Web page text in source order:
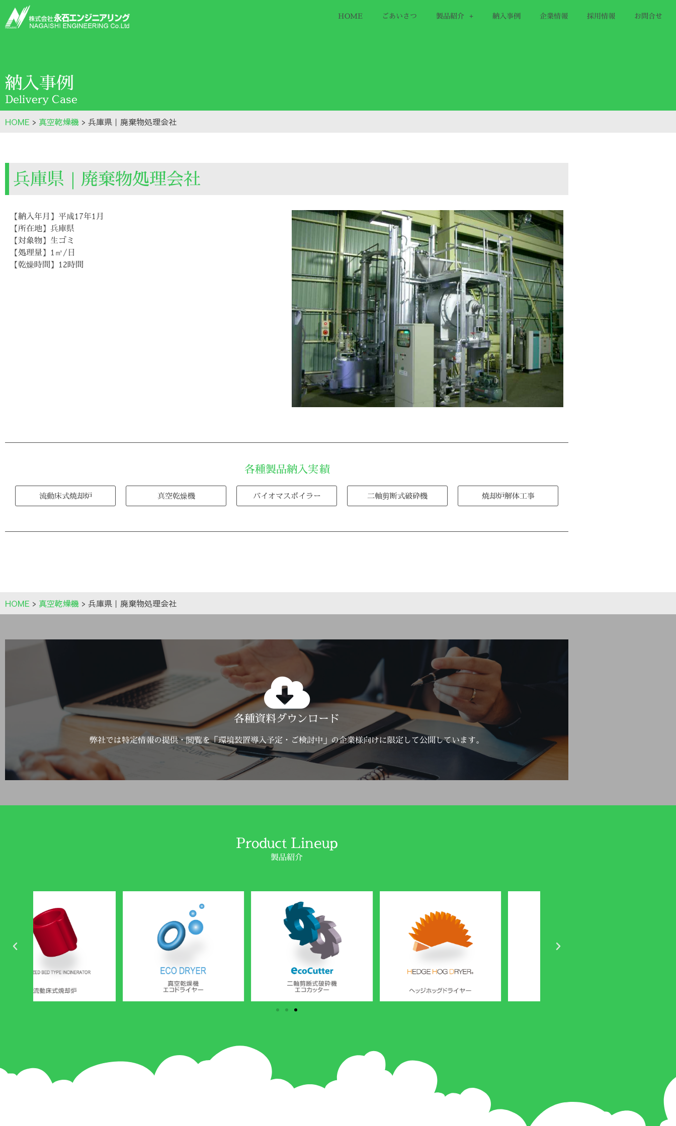
HOME ごあいさつ 製品紹介 納入事例 企業情報 採用情報 お問合せ
納入事例
Delivery Case
HOME > 真空乾燥機 > 兵庫県｜廃棄物処理会社
兵庫県｜廃棄物処理会社
【納入年月】平成17年1月
【所在地】兵庫県
【対象物】生ゴミ
【処理量】1㎥/日
【乾燥時間】12時間
各種製品納入実績
流動床式焼却炉 真空乾燥機 バイオマスボイラー 二軸剪断式破砕機 焼却炉解体工事
HOME > 真空乾燥機 > 兵庫県｜廃棄物処理会社
各種資料ダウンロード
弊社では特定情報の提供・閲覧を「環境装置導入予定・ご検討中」の企業様向けに限定して公開しています。
詳しくはこちら
Click Here
Product Lineup
製品紹介